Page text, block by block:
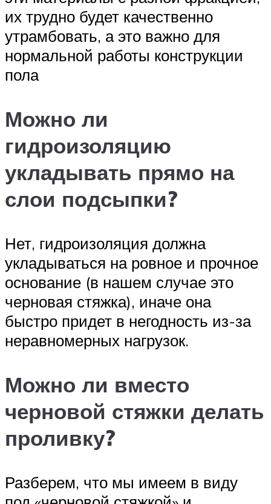
их трудно будет качественно
утрамбовать, а это важно для
нормальной работы конструкции
пола
Можно ли
гидроизоляцию
укладывать прямо на
слои подсыпки?
Нет, гидроизоляция должна
укладываться на ровное и прочное
основание (в нашем случае это
черновая стяжка), иначе она
быстро придет в негодность из-за
неравномерных нагрузок.
Можно ли вместо
черновой стяжки делать
проливку?
Разберем, что мы имеем в виду